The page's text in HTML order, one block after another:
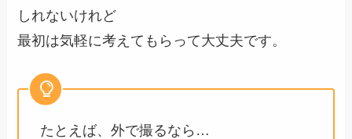
しれないけれど
最初は気軽に考えてもらって大丈夫です。
たとえば、外で撮るなら…